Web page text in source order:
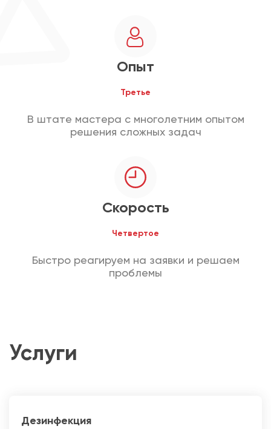
Опыт
Третье
В штате мастера с многолетним опытом
решения сложных задач
Скорость
Четвертое
Быстро реагируем на заявки и решаем
проблемы
Услуги
Дезинфекция